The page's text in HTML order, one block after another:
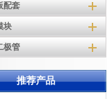
配套
块
极管
推荐产品